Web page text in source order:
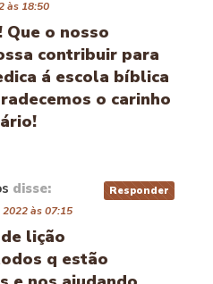
às 18:50
Que o nosso
contribuir para
á escola bíblica
o carinho
disse:
às 07:15
lição
q estão
Responder